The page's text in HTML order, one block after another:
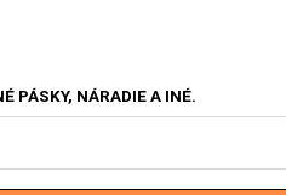
PÁSKY, NÁRADIE A INÉ.